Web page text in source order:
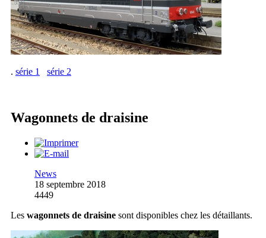
. série 1 série 2
Wagonnets de draisine
News
18 septembre 2018
4449
Les wagonnets de draisine sont disponibles chez les détaillants.